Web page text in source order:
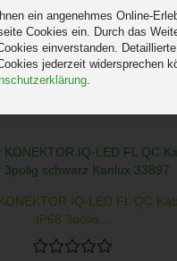
ein angenehmes Online-
Cookies ein. Durch das
einverstanden.
jederzeit widersprechen
.
IQ-LED FL QC
IP68 3polig...